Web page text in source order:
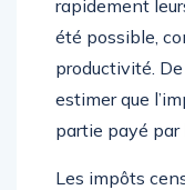
rapidement
été possible,
productivité.
estimer que
partie payé par
Les impôts